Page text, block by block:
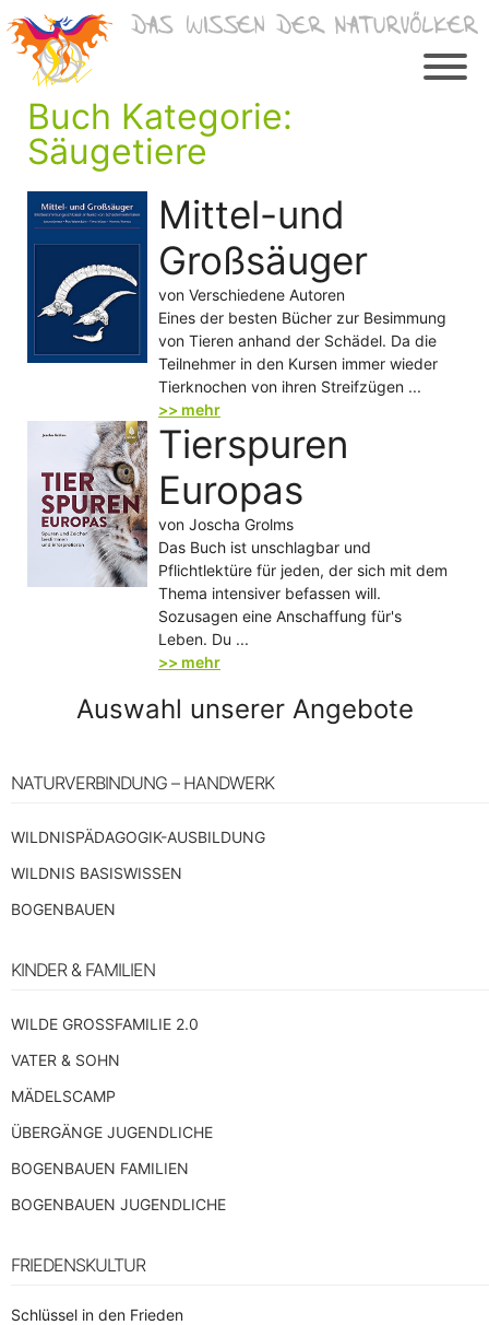
Inhalt
springen
Buch Kategorie:
Säugetiere
Mittel-und
Großsäuger
von Verschiedene Autoren
Eines der besten Bücher zur Besimmung
von Tieren anhand der Schädel. Da die
Teilnehmer in den Kursen immer wieder
Tierknochen von ihren Streifzügen ...
>> mehr
Tierspuren
Europas
von Joscha Grolms
Das Buch ist unschlagbar und
Pflichtlektüre für jeden, der sich mit dem
Thema intensiver befassen will.
Sozusagen eine Anschaffung für's
Leben. Du ...
>> mehr
Auswahl unserer Angebote
NATURVERBINDUNG – HANDWERK
WILDNISPÄDAGOGIK-AUSBILDUNG
WILDNIS BASISWISSEN
BOGENBAUEN
KINDER & FAMILIEN
WILDE GROSSFAMILIE 2.0
VATER & SOHN
MÄDELSCAMP
ÜBERGÄNGE JUGENDLICHE
BOGENBAUEN FAMILIEN
BOGENBAUEN JUGENDLICHE
FRIEDENSKULTUR
Schlüssel in den Frieden